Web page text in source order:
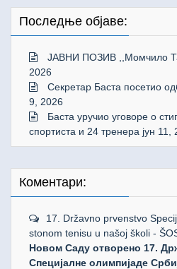
Последње објаве:
ЈАВНИ ПОЗИВ ,,Момчило
2026
Секретар Баста посетио
9, 2026
Баста уручио уговоре о
спортиста и 24 тренера јун 11,
Коментари:
17. Državno prvenstvo
stonom tenisu u našoj školi -
Новом Саду отворено 17.
Специјалне олимпијаде